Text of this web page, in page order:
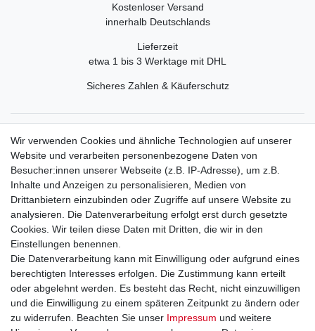
Kostenloser Versand
innerhalb Deutschlands
Lieferzeit
etwa 1 bis 3 Werktage mit DHL
Sicheres Zahlen & Käuferschutz
Rechtliche Informationen
Widerrufsrecht
Widerrufsformular
Datenschutzerklärung
AGB
Impressum
Vertrag widerrufen Kontakt
Wir verwenden Cookies und ähnliche Technologien auf unserer
Website und verarbeiten personenbezogene Daten von
Besucher:innen unserer Webseite (z.B. IP-Adresse), um z.B.
Inhalte und Anzeigen zu personalisieren, Medien von
Drittanbietern einzubinden oder Zugriffe auf unsere Website zu
analysieren. Die Datenverarbeitung erfolgt erst durch gesetzte
Cookies. Wir teilen diese Daten mit Dritten, die wir in den
Einstellungen benennen.
Die Datenverarbeitung kann mit Einwilligung oder aufgrund eines
berechtigten Interesses erfolgen. Die Zustimmung kann erteilt
oder abgelehnt werden. Es besteht das Recht, nicht einzuwilligen
und die Einwilligung zu einem späteren Zeitpunkt zu ändern oder
zu widerrufen. Beachten Sie unser Impressum und weitere